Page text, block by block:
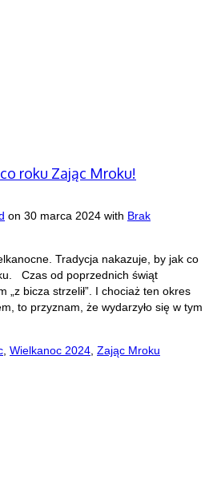
roku Zając Mroku!
on 30 marca 2024 with Brak
Tradycja nakazuje, by jak co
Czas od poprzednich świąt
„z bicza strzelił”. I chociaż ten okres
to przyznam, że wydarzyło się w tym
, Wielkanoc 2024, Zając Mroku